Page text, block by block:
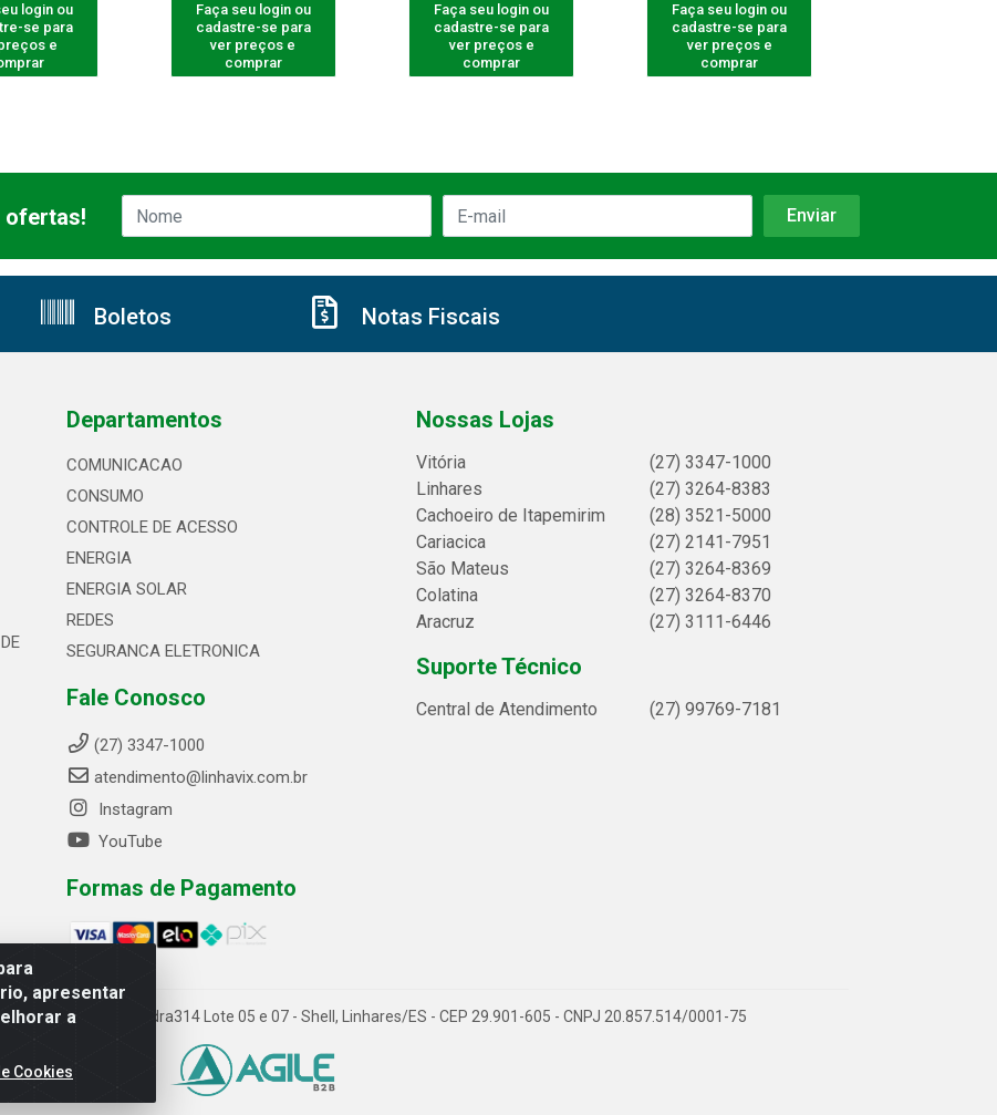
login ou
se para
e
Faça seu login ou
cadastre-se para
ver preços e
comprar
Faça seu login ou
cadastre-se para
ver preços e
comprar
Faça seu login ou
cadastre-se para
ver preços e
comprar
apresentar
a
Cookies
ofertas!
Boletos Notas Fiscais
Departamentos
COMUNICACAO
CONSUMO
CONTROLE DE ACESSO
ENERGIA
ENERGIA SOLAR
REDES
SEGURANCA ELETRONICA
Fale Conosco
(27) 3347-1000
atendimento@linhavix.com.br
Instagram
YouTube
Formas de Pagamento
Nossas Lojas
Vitória
(27) 3347-1000
Linhares
(27) 3264-8383
Cachoeiro de Itapemirim
(28) 3521-5000
Cariacica
(27) 2141-7951
São Mateus
(27) 3264-8369
Colatina
(27) 3264-8370
Aracruz
(27) 3111-6446
Suporte Técnico
Central de Atendimento (27) 99769-7181
Alegre, 2521 - Quadra314 Lote 05 e 07 - Shell, Linhares/ES - CEP 29.901-605 - CNPJ 20.857.514/0001-75